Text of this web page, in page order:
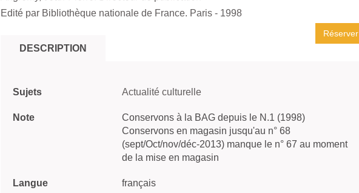
Edité par Bibliothèque nationale de France. Paris - 1998
Réserver
DESCRIPTION
Sujets Actualité culturelle
Note
Conservons à la BAG depuis le N.1 (1998)
Conservons en magasin jusqu'au n° 68
(sept/Oct/nov/déc-2013) manque le n° 67 au moment
de la mise en magasin
Langue français